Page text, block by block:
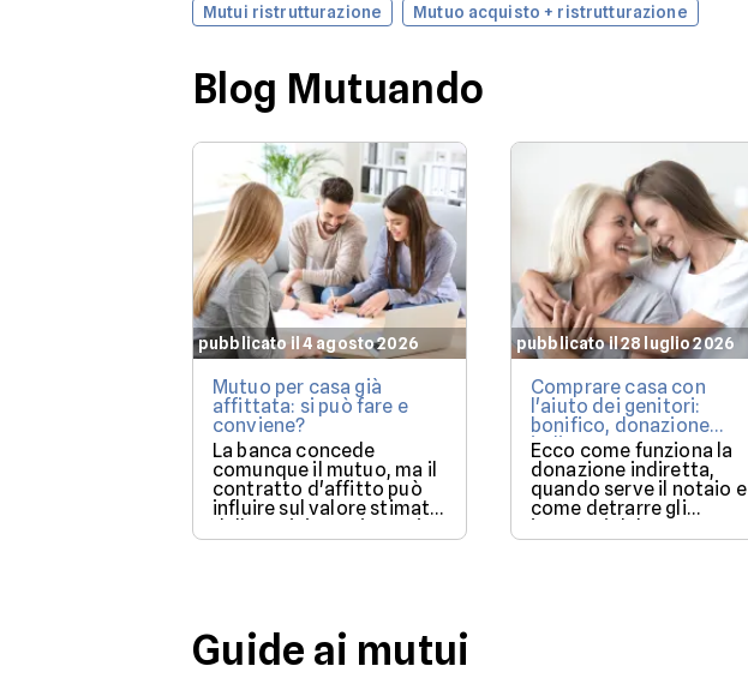
Mutui ristrutturazione
Mutuo acquisto + ristrutturazione
Blog Mutuando
pubblicato il 4 agosto 2026
Mutuo per casa già
affittata: si può fare e
conviene?
La banca concede
comunque il mutuo, ma il
contratto d'affitto può
influire sul valore stimato
dalla perizia e sui tempi
per poter utilizzare la
pubblicato il 28 luglio 2026
Comprare casa con
l'aiuto dei genitori:
bonifico, donazione
indiretta o mutuo?
Ecco come funziona la
donazione indiretta,
quando serve il notaio e
come detrarre gli
interessi del mutuo.
Guide ai mutui